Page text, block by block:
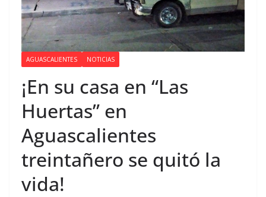
AGUASCALIENTES NOTICIAS
¡En su casa en “Las
Huertas” en
Aguascalientes
treintañero se quitó la
vida!